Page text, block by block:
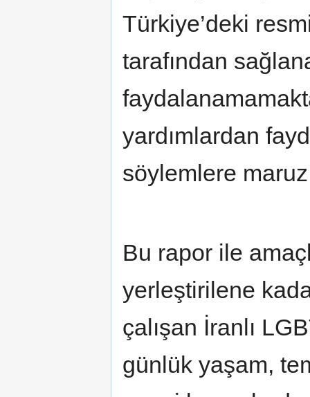
Türkiye’deki
tarafından
yardımlardan
söylemlere
Bu rapor ile
yerleştirilene
çalışan İranlı
günlük yaşam,